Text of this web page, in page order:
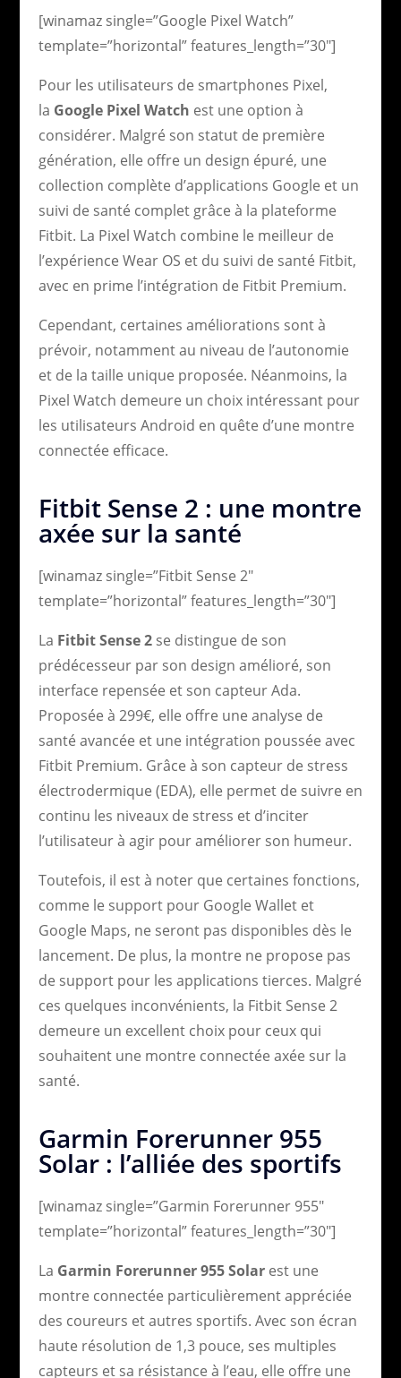
[winamaz single=”Google Pixel Watch”
template=”horizontal” features_length=”30″]
Pour les utilisateurs de smartphones Pixel,
la Google Pixel Watch est une option à
considérer. Malgré son statut de première
génération, elle offre un design épuré, une
collection complète d’applications Google et un
suivi de santé complet grâce à la plateforme
Fitbit. La Pixel Watch combine le meilleur de
l’expérience Wear OS et du suivi de santé Fitbit,
avec en prime l’intégration de Fitbit Premium.
Cependant, certaines améliorations sont à
prévoir, notamment au niveau de l’autonomie
et de la taille unique proposée. Néanmoins, la
Pixel Watch demeure un choix intéressant pour
les utilisateurs Android en quête d’une montre
connectée efficace.
Fitbit Sense 2 : une montre
axée sur la santé
[winamaz single=”Fitbit Sense 2″
template=”horizontal” features_length=”30″]
La Fitbit Sense 2se distingue de son
prédécesseur par son design amélioré, son
interface repensée et son capteur Ada.
Proposée à 299€, elle offre une analyse de
santé avancée et une intégration poussée avec
Fitbit Premium. Grâce à son capteur de stress
électrodermique (EDA), elle permet de suivre en
continu les niveaux de stress et d’inciter
l’utilisateur à agir pour améliorer son humeur.
Toutefois, il est à noter que certaines fonctions,
comme le support pour Google Wallet et
Google Maps, ne seront pas disponibles dès le
lancement. De plus, la montre ne propose pas
de support pour les applications tierces. Malgré
ces quelques inconvénients, la Fitbit Sense 2
demeure un excellent choix pour ceux qui
souhaitent une montre connectée axée sur la
santé.
Garmin Forerunner 955
Solar : l’alliée des sportifs
[winamaz single=”Garmin Forerunner 955″
template=”horizontal” features_length=”30″]
La Garmin Forerunner 955 Solarest une
montre connectée particulièrement appréciée
des coureurs et autres sportifs. Avec son écran
haute résolution de 1,3 pouce, ses multiples
capteurs et sa résistance à l’eau, elle offre une